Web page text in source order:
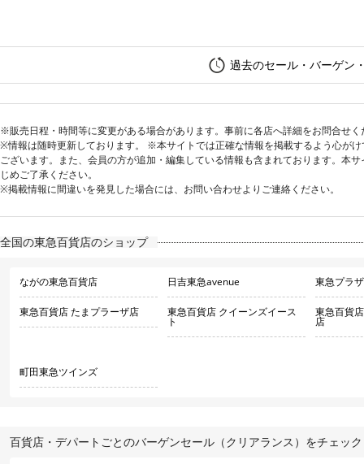
過去のセール・バーゲン
※販売日程・時間等に変更がある場合があります。事前に各店へ詳細をお問合せく
※情報は随時更新しております。 ※本サイトでは正確な情報を掲載するよう心が
ございます。また、会員の方が追加・編集している情報も含まれております。本
じめご了承ください。
※掲載情報に間違いを発見した場合には、お問い合わせよりご連絡ください。
全国の東急百貨店のショップ
ながの東急百貨店 日吉東急avenue 東急プラ
東急百貨店 たまプラーザ店 東急百貨店 クイーンズイース
ト
東急百貨
店
町田東急ツインズ
百貨店・デパートごとのバーゲンセール（クリアランス）をチェッ